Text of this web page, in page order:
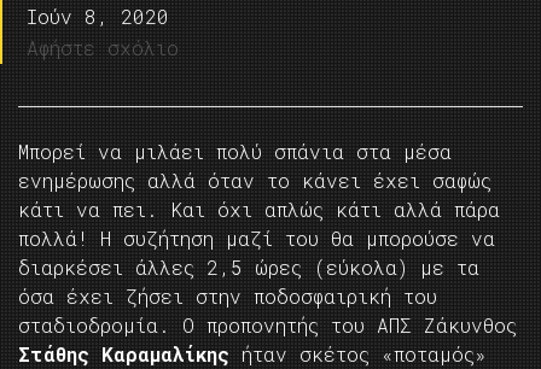
Ιούν 8, 2020
Αφήστε σχόλιο
Μπορεί να μιλάει πολύ σπάνια στα μέσα
ενημέρωσης αλλά όταν το κάνει έχει σαφώς
κάτι να πει. Και όχι απλώς κάτι αλλά πάρα
πολλά! Η συζήτηση μαζί του θα μπορούσε να
διαρκέσει άλλες 2,5 ώρες (εύκολα) με τα
όσα έχει ζήσει στην ποδοσφαιρική του
σταδιοδρομία. Ο προπονητής του ΑΠΣ Ζάκυνθος
Στάθης Καραμαλίκης ήταν σκέτος «ποταμός»